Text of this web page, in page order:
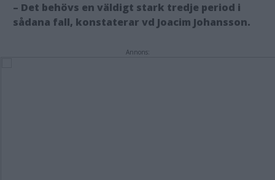
– Det behövs en väldigt stark tredje period i
sådana fall, konstaterar vd Joacim Johansson.
Annons: